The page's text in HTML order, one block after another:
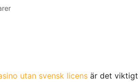
utan svensk licensär det viktigt